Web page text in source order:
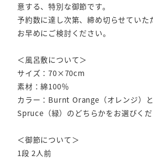
意する、特別な御節です。
予約数に達し次第、締め切らせていた
お早めにご検討ください。
＜風呂敷について＞
サイズ：70×70cm
素材：綿100％
カラー：Burnt Orange（オレンジ）と
Spruce（緑）のどちらかをお選びくだ
＜御節について＞
1段 2人前